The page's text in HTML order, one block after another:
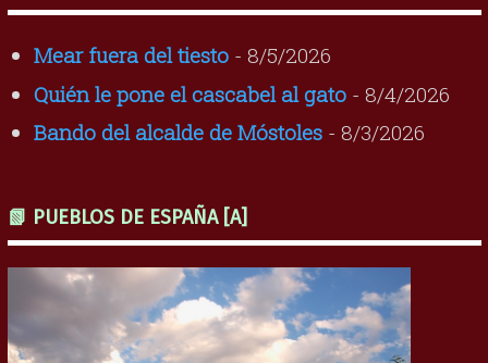
Mear fuera del tiesto- 8/5/2026
Quién le pone el cascabel al gato- 8/4/2026
Bando del alcalde de Móstoles- 8/3/2026
📗 PUEBLOS DE ESPAÑA [A]